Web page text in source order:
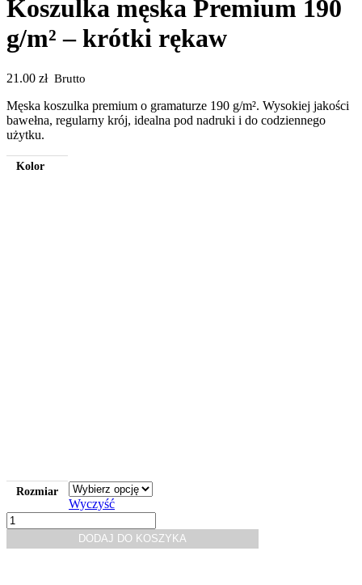
Koszulka męska Premium 190
g/m² – krótki rękaw
21.00 zł Brutto
Męska koszulka premium o gramaturze 190 g/m². Wysokiej jakości
bawełna, regularny krój, idealna pod nadruki i do codziennego
użytku.
Kolor
Rozmiar
Wyczyść
ilość
Koszulka
męska
DODAJ DO KOSZYKA